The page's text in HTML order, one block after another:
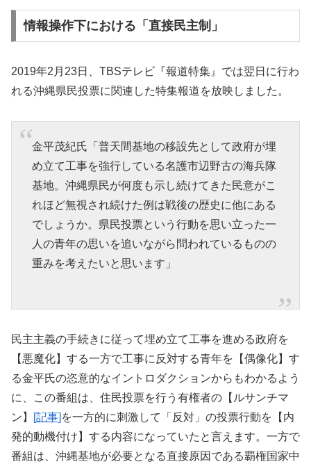
情報操作下における「直接民主制」
2019年2月23日、TBSテレビ『報道特集』では翌日に行わ
れる沖縄県民投票に関連した特集報道を放映しました。
金平茂紀氏「普天間基地の移設先として政府が埋
め立て工事を強行している名護市辺野古の海兵隊
基地。沖縄県民が何度も示し続けてきた民意がこ
れほど無視され続けた例は戦後の歴史に他にある
でしょうか。県民投票という行動を思い立った一
人の青年の思いを追いながら問われているものの
重みを考えたいと思います」
民主主義の手続きに従って埋め立て工事を進める政府を
【悪魔化】する一方で工事に反対する青年を【偶像化】す
る金平氏の恣意的なイントロダクションからもわかるよう
に、この番組は、住民投票を行う有権者の【ルサンチマ
ン】
[記事] を一方的に刺激して「反対」の投票行動を【内
発的動機付け】する内容になっていたと言えます。一方で
番組は、沖縄基地が必要となる直接原因である覇権国家中